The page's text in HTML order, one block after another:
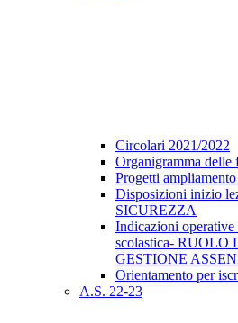
Circolari 2021/2022
Organigramma delle
Progetti
Disposizioni inizio
SICUREZZA
Indicazioni operative
scolastica- RUOLO
GESTIONE
Orientamento per
A.S. 22-23